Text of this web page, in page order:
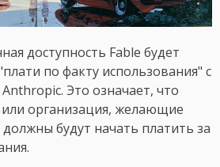
доступность Fable будет
по факту использования" с
Это означает, что
организация, желающие
будут начать платить за